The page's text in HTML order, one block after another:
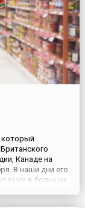
который
Канаде на
В наши дни его
в больших